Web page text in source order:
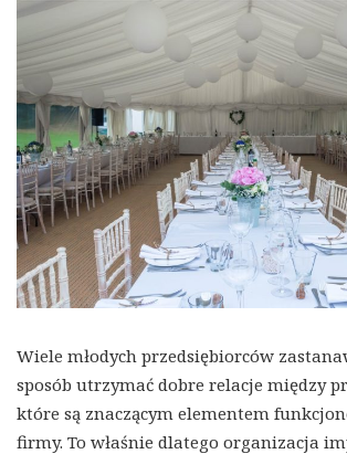
Wiele młodych przedsiębiorców
sposób utrzymać dobre relacje między
które są znaczącym elementem
firmy. To właśnie dlatego organizacja